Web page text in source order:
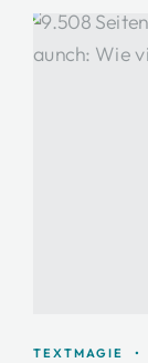
TEXTMAGIE •